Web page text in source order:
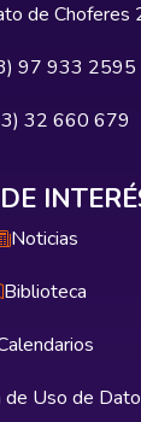
de Choferes
97 933 2595
32 660 679
Noticias
Biblioteca
de Uso de